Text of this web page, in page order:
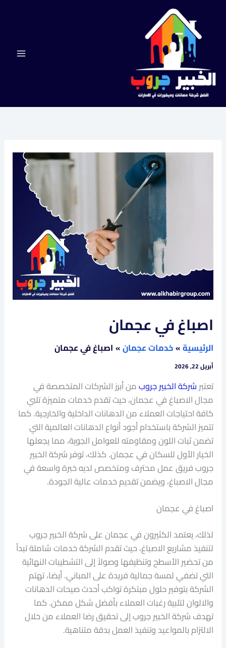
المحتوى
اصباغ في عجمان
الرئيسية خدمات عجمان اصباغ في عجمان
أبريل 22, 2026
تعتبر شركة الخبير جروبمن أبرز الشركات المتخصصة في
مجال الاصباغ في عجمان، حيث تقدم خدمات متميزة تلبي
كافة احتياجات العملاء من الدهانات الداخلية والخارجية. كما
تتميز الشركة باستخدام أجود أنواع الدهانات العالمية التي
تضمن ثبات اللون ومقاومته للعوامل الجوية، مما يجعلها
الخيار الأول للسكان في عجمان. كذلك، توفر شركة الخبير
جروب فريق عمل محترف ومتخصص لديه خبرة واسعة في
مجال الاصباغ، ويضمن تقديم خدمات عالية الجودة.
اصباغ في عجمان
لذلك، يعتمد الكثيرون في عجمان على شركة الخبير جروب
لتنفيذ مشاريع الاصباغ، حيث تقدم الشركة خدمات شاملة تبدأ
من تحضير الأسطح وتنظيفها وصولاً إلى التشطيبات النهائية
التي تضفي لمسة جمالية فريدة على المباني. أيضا، تهتم
الشركة بتوفير حلول مبتكرة تواكب أحدث صيحات الدهانات
والالوان لتلبية رغبات العملاء بأفضل شكل ممكن. كما
تهدف شركة الخبير جروب إلى تحقيق رضا العملاء من خلال
الالتزام بالمواعيد وتنفيذ العمل بدقة متناهية.